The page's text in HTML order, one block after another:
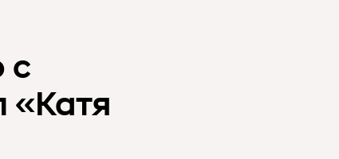
с
«Катя